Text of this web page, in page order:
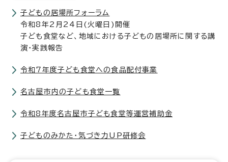
子どもの居場所フォーラム
令和8年2月24日(火曜日)開催
子ども食堂など、地域における子どもの居場所に関する講
演・実践報告
令和7年度子ども食堂への食品配付事業
名古屋市内の子ども食堂一覧
令和8年度名古屋市子ども食堂等運営補助金
子どものみかた・気づき力UP研修会